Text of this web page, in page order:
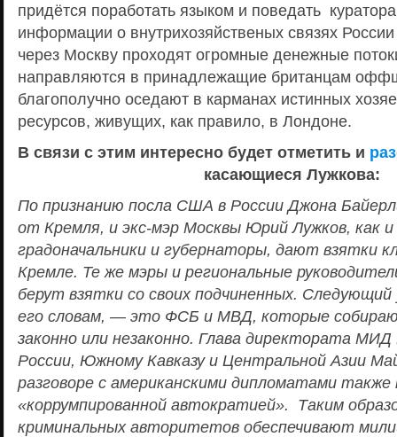
придётся поработать языком и поведать
информации о внутрихозяйственых связях
через Москву проходят огромные денежные
направляются в принадлежащие британцам
благополучно оседают в карманах истинных
ресурсов, живущих, как правило, в Лондоне.
В связи с этим интересно будет отметить и
касающиеся Лужкова:
По признанию посла США в России Джона
от Кремля, и экс-мэр Москвы Юрий Лужков, как и
градоначальники и губернаторы, дают взятки
Кремле. Те же мэры и региональные
берут взятки со своих подчиненных. Следующий
его словам, — это ФСБ и МВД, которые
законно или незаконно. Глава директората
России, Южному Кавказу и Центральной Азии
разговоре с американскими дипломатами также
«коррумпированной автократией». Таким
криминальных авторитетов обеспечивают